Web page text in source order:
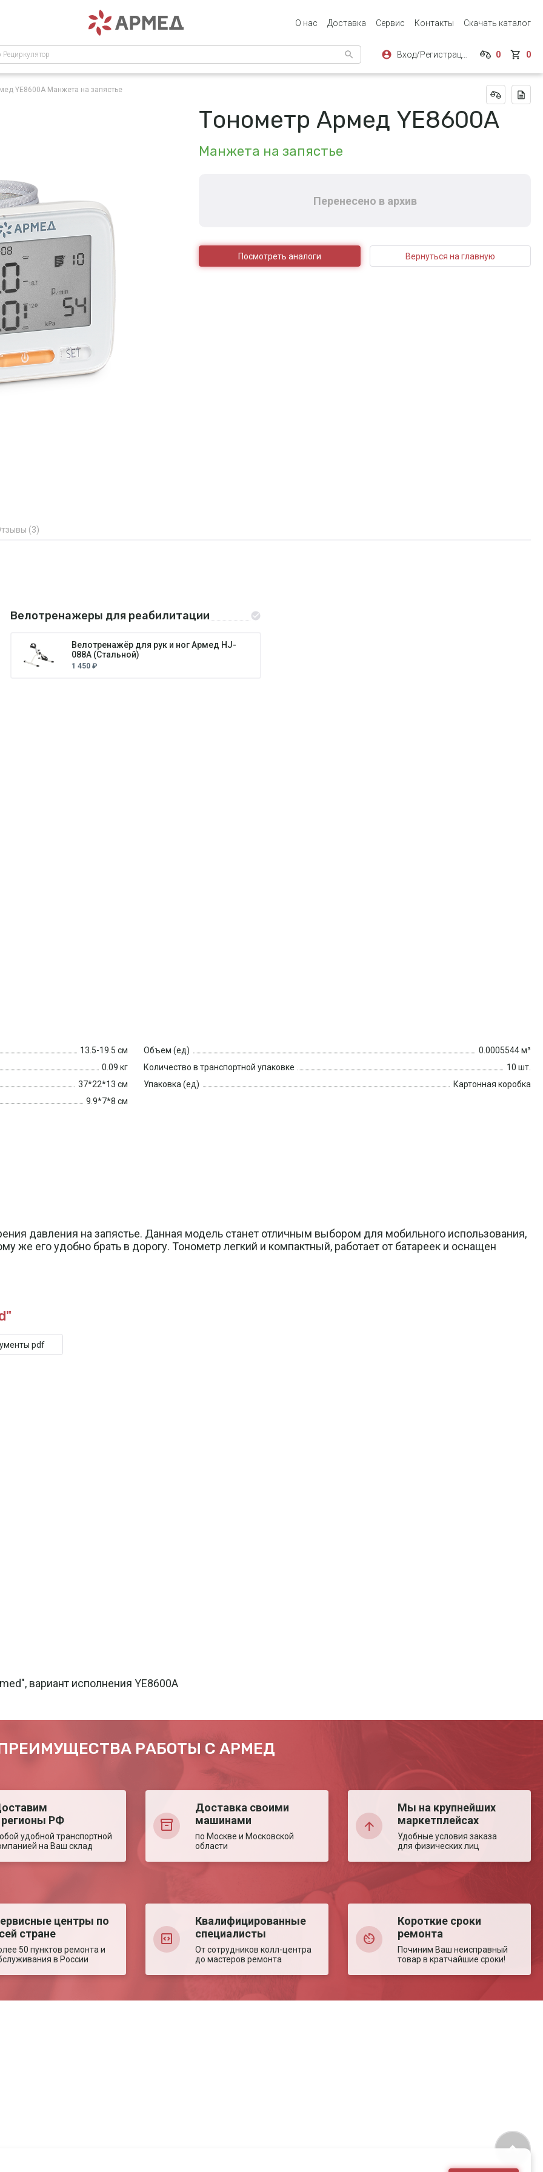
О нас Доставка Сервис Контакты Скачать каталог
0 0
YE8600A Манжета на запястье
Тонометр Армед YE8600A
Манжета на запястье
Перенесено в архив
Посмотреть аналоги Вернуться на главную
(3)
Велотренажеры для реабилитации
Велотренажёр для рук и ног Армед HJ-
088A (Стальной)
1 450 ₽
13.5-19.5 см
0.09 кг
37*22*13 см
9.9*7*8 см
Объем (ед)
0.0005544 м³
Количество в транспортной упаковке
10 шт.
Упаковка (ед)
Картонная коробка
давления на запястье. Данная модель станет отличным выбором для мобильного использования,
же его удобно брать в дорогу. Тонометр легкий и компактный, работает от батареек и оснащен
pdf
вариант исполнения YE8600A
РАБОТЫ С АРМЕД
регионы РФ
удобной транспортной
на Ваш склад
Доставка своими
машинами
по Москве и Московской
области
Мы на крупнейших
маркетплейсах
Удобные условия заказа
для физических лиц
центры по
стране
50 пунктов ремонта и
в России
Квалифицированные
специалисты
От сотрудников колл-центра
до мастеров ремонта
Короткие сроки
ремонта
Починим Ваш неисправный
товар в кратчайшие сроки!